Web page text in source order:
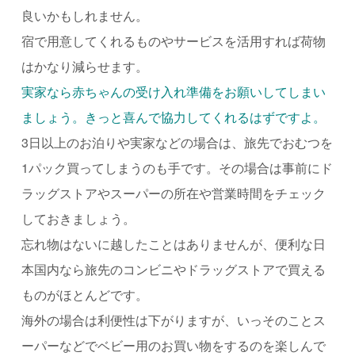
良いかもしれません。
宿で用意してくれるものやサービスを活用すれば荷物
はかなり減らせます。
実家なら赤ちゃんの受け入れ準備をお願いしてしまい
ましょう。きっと喜んで協力してくれるはずですよ。
3日以上のお泊りや実家などの場合は、旅先でおむつを
1パック買ってしまうのも手です。その場合は事前にド
ラッグストアやスーパーの所在や営業時間をチェック
しておきましょう。
忘れ物はないに越したことはありませんが、便利な日
本国内なら旅先のコンビニやドラッグストアで買える
ものがほとんどです。
海外の場合は利便性は下がりますが、いっそのことス
ーパーなどでベビー用のお買い物をするのを楽しんで